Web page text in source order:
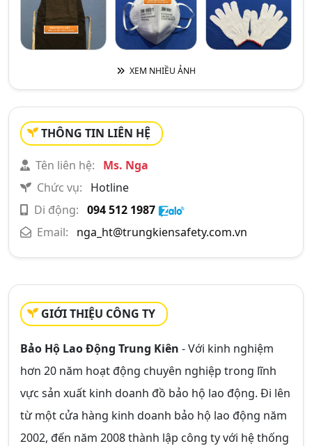
XEM NHIỀU ẢNH
THÔNG TIN LIÊN HỆ
Tên liên hệ:
Ms. Nga
Chức vụ:
Hotline
Di động: 094 512 1987
Email:
nga_ht@trungkiensafety.com.vn
GIỚI THIỆU CÔNG TY
Bảo Hộ Lao Động Trung Kiên - Với kinh nghiệm
hơn 20 năm hoạt động chuyên nghiệp trong lĩnh
vực sản xuất kinh doanh đồ bảo hộ lao động. Đi lên
từ một cửa hàng kinh doanh bảo hộ lao động năm
2002, đến năm 2008 thành lập công ty với hệ thống